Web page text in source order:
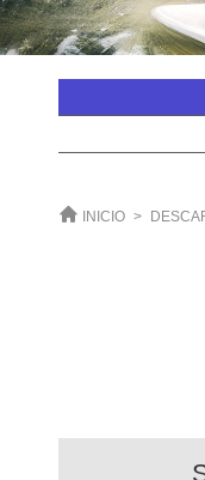
INICIO >